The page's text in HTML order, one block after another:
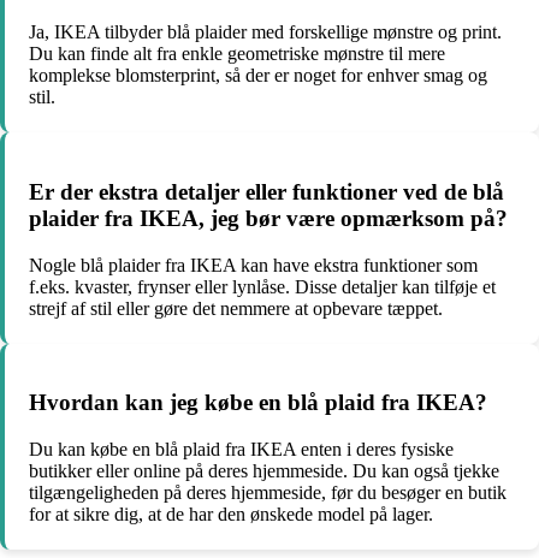
Ja, IKEA tilbyder blå plaider med forskellige mønstre og print.
Du kan finde alt fra enkle geometriske mønstre til mere
komplekse blomsterprint, så der er noget for enhver smag og
stil.
Er der ekstra detaljer eller funktioner ved de blå
plaider fra IKEA, jeg bør være opmærksom på?
Nogle blå plaider fra IKEA kan have ekstra funktioner som
f.eks. kvaster, frynser eller lynlåse. Disse detaljer kan tilføje et
strejf af stil eller gøre det nemmere at opbevare tæppet.
Hvordan kan jeg købe en blå plaid fra IKEA?
Du kan købe en blå plaid fra IKEA enten i deres fysiske
butikker eller online på deres hjemmeside. Du kan også tjekke
tilgængeligheden på deres hjemmeside, før du besøger en butik
for at sikre dig, at de har den ønskede model på lager.